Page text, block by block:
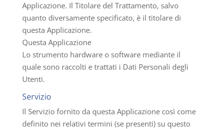
Applicazione. Il Titolare del Trattamento, salvo
quanto diversamente specificato, è il titolare di
questa Applicazione.
Questa Applicazione
Lo strumento hardware o software mediante il
quale sono raccolti e trattati i Dati Personali degli
Utenti.
Servizio
Il Servizio fornito da questa Applicazione così come
definito nei relativi termini (se presenti) su questo